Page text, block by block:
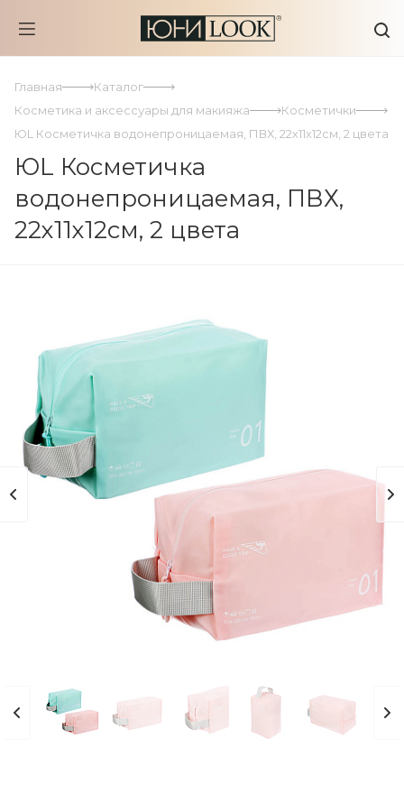
Главная
Каталог
Косметика и аксессуары для макияжа
Косметички
ЮL Косметичка водонепроницаемая, ПВХ, 22х11х12см, 2 цвета
ЮL Косметичка
водонепроницаемая, ПВХ,
22х11х12см, 2 цвета